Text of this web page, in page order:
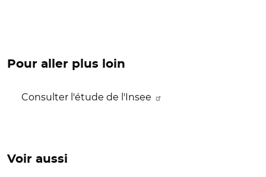
Pour aller plus loin
Consulter l'étude de l'Insee
Voir aussi